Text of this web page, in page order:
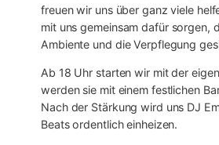
freuen wir uns über ganz viele
mit uns gemeinsam dafür sorgen,
Ambiente und die Verpflegung
Ab 18 Uhr starten wir mit der
werden sie mit einem festlichen
Nach der Stärkung wird uns DJ
Beats ordentlich einheizen.